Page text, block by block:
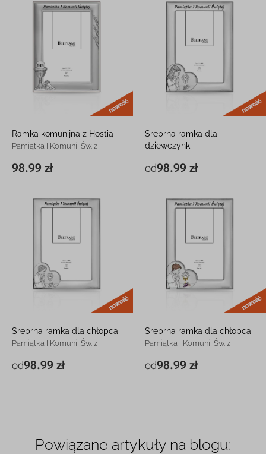
Ramka komunijna z Hostią
Pamiątka I Komunii Św. z
98.99 zł
13,8 x 18,7 cm
Srebrna ramka dla
dziewczynki
grawerem
od98.99 zł
13,8 x 18,7 cm
Srebrna ramka dla chłopca
Pamiątka I Komunii Św. z
od98.99 zł
13,8 x 18,7 cm
Srebrna ramka dla chłopca
Pamiątka I Komunii Św. z
od98.99 zł
13,8 x 18,7 cm
Powiązane artykuły na blogu: